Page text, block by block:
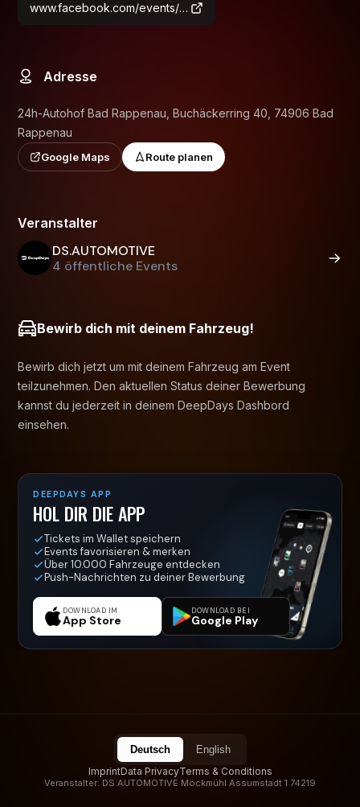
www.facebook.com/events/2424270528030242
Adresse
24h-Autohof Bad Rappenau, Buchäckerring 40, 74906 Bad
Rappenau
Google Maps Route planen
Veranstalter
DS.AUTOMOTIVE
4 öffentliche Events
Bewirb dich mit deinem Fahrzeug!
Bewirb dich jetzt um mit deinem Fahrzeug am Event
teilzunehmen. Den aktuellen Status deiner Bewerbung
kannst du jederzeit in deinem DeepDays Dashbord
einsehen.
DEEPDAYS APP
HOL DIR DIE APP
Tickets im Wallet speichern
Events favorisieren & merken
Über 10.000 Fahrzeuge entdecken
Push-Nachrichten zu deiner Bewerbung
DOWNLOAD IM
App Store
DOWNLOAD BEI
Google Play
Deutsch
English
ImprintData PrivacyTerms & Conditions
Veranstalter: DS.AUTOMOTIVE Möckmühl Assumstadt 1 74219